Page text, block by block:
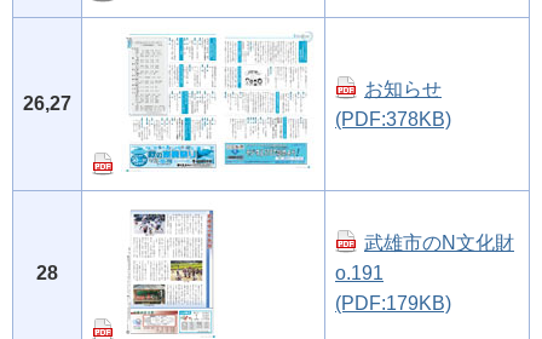
26,27
お知らせ
(PDF:378KB)
28
武雄市のN文化財
o.191
(PDF:179KB)